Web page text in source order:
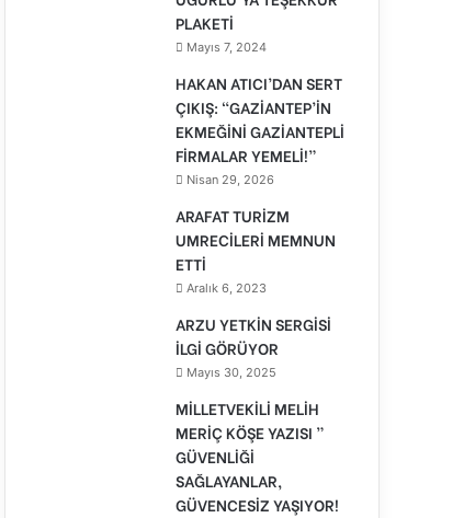
PLAKETİ
Mayıs 7, 2024
HAKAN ATICI’DAN SERT
ÇIKIŞ: “GAZİANTEP’İN
EKMEĞİNİ GAZİANTEPLİ
FİRMALAR YEMELİ!”
Nisan 29, 2026
ARAFAT TURİZM
UMRECİLERİ MEMNUN
ETTİ
Aralık 6, 2023
ARZU YETKİN SERGİSİ
İLGİ GÖRÜYOR
Mayıs 30, 2025
MİLLETVEKİLİ MELİH
MERİÇ KÖŞE YAZISI ”
GÜVENLİĞİ
SAĞLAYANLAR,
GÜVENCESİZ YAŞIYOR!